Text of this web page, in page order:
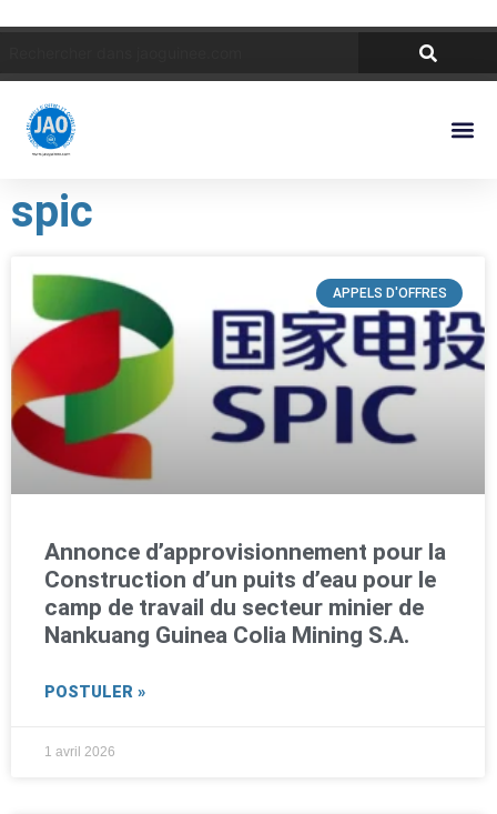
spic
APPELS D'OFFRES
Annonce d’approvisionnement pour la
Construction d’un puits d’eau pour le
camp de travail du secteur minier de
Nankuang Guinea Colia Mining S.A.
POSTULER »
1 avril 2026